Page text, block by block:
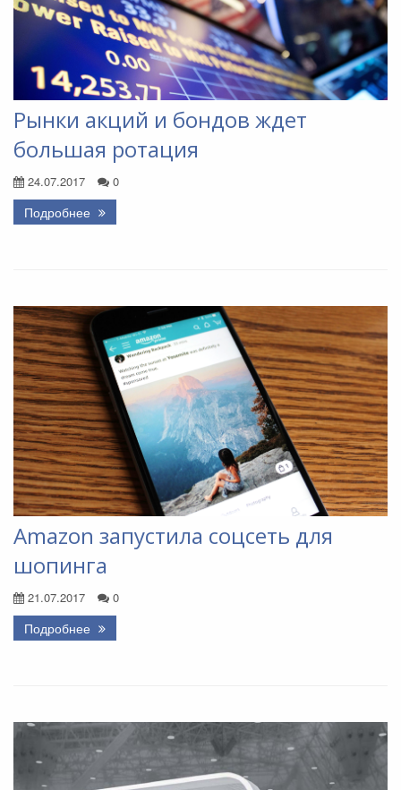
Рынки акций и бондов ждет
большая ротация
24.07.2017 0
Подробнее
Amazon запустила соцсеть для
шопинга
21.07.2017 0
Подробнее